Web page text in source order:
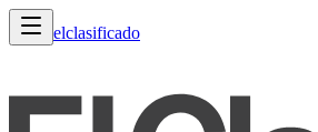
elclasificado